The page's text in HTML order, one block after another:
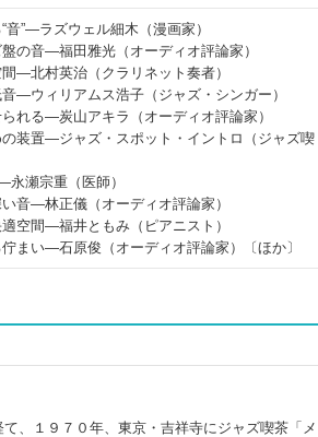
”―ラズウェル細木（漫画家）
の音―福田雅光（オーディオ評論家）
―北村英治（クラリネット奏者）
―ウィリアムス浩子（ジャズ・シンガー）
れる―炭山アキラ（オーディオ評論家）
装置―ジャズ・スポット・イントロ（ジャズ喫
瀬宗重（医師）
音―林正儀（オーディオ評論家）
空間―福井ともみ（ピアニスト）
まい―石原俊（オーディオ評論家）〔ほか〕
、１９７０年、東京・吉祥寺にジャズ喫茶「メ